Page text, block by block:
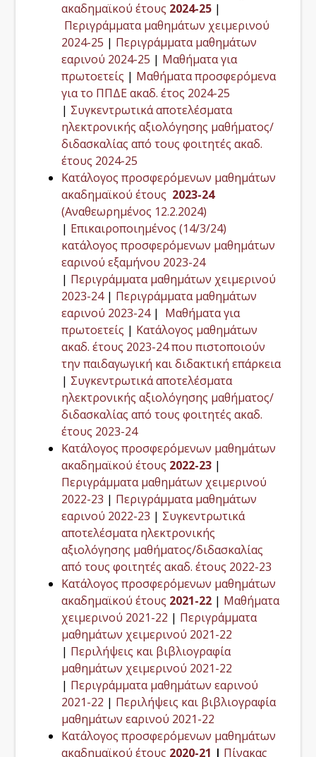
ακαδημαϊκού έτους 2024-25 |
Περιγράμματα μαθημάτων χειμερινού
2024-25 | Περιγράμματα μαθημάτων
εαρινού 2024-25 | Μαθήματα για
πρωτοετείς | Μαθήματα προσφερόμενα
για το ΠΠΔΕ ακαδ. έτος 2024-25
| Συγκεντρωτικά αποτελέσματα
ηλεκτρονικής αξιολόγησης μαθήματος/
διδασκαλίας από τους φοιτητές ακαδ.
έτους 2024-25
Κατάλογος προσφερόμενων μαθημάτων
ακαδημαϊκού έτους 2023-24
(Αναθεωρημένος 12.2.2024)
| Επικαιροποιημένος (14/3/24)
κατάλογος προσφερόμενων μαθημάτων
εαρινού εξαμήνου 2023-24
| Περιγράμματα μαθημάτων χειμερινού
2023-24| Περιγράμματα μαθημάτων
εαρινού 2023-24| Μαθήματα για
πρωτοετείς | Κατάλογος μαθημάτων
ακαδ. έτους 2023-24 που πιστοποιούν
την παιδαγωγική και διδακτική επάρκεια
| Συγκεντρωτικά αποτελέσματα
ηλεκτρονικής αξιολόγησης μαθήματος/
διδασκαλίας από τους φοιτητές ακαδ.
έτους 2023-24
Κατάλογος προσφερόμενων μαθημάτων
ακαδημαϊκού έτους 2022-23 |
Περιγράμματα μαθημάτων χειμερινού
2022-23 | Περιγράμματα μαθημάτων
εαρινού 2022-23 | Συγκεντρωτικά
αποτελέσματα ηλεκτρονικής
αξιολόγησης μαθήματος/διδασκαλίας
από τους φοιτητές ακαδ. έτους 2022-23
Κατάλογος προσφερόμενων μαθημάτων
ακαδημαϊκού έτους 2021-22 | Μαθήματα
χειμερινού 2021-22 | Περιγράμματα
μαθημάτων χειμερινού 2021-22
| Περιλήψεις και βιβλιογραφία
μαθημάτων χειμερινού 2021-22
| Περιγράμματα μαθημάτων εαρινού
2021-22 | Περιλήψεις και βιβλιογραφία
μαθημάτων εαρινού 2021-22
Κατάλογος προσφερόμενων μαθημάτων
ακαδημαϊκού έτους 2020-21 | Πίνακας